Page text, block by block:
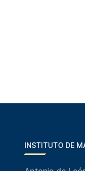
INSTITUTO DE